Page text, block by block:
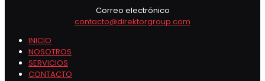
Correo electrónico
contacto@direktorgroup.com
INICIO
NOSOTROS
SERVICIOS
CONTACTO